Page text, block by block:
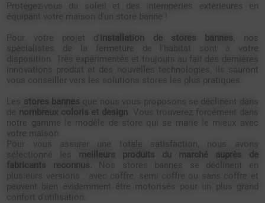
Protégez-vous du soleil et des intempéries extérieures en
équipant votre maison d'un store banne !
Pour votre projet d' installation de stores bannes, nos
spécialistes de la fermeture de l'habitat sont à votre
disposition. Très expérimentés et toujours au fait des dernières
innovations produit et des nouvelles technologies, ils sauront
vous conseiller vers les solutions stores les plus pratiques.
Les stores bannes que nous vous proposons se déclinent dans
de
nombreux coloris et design
. Vous trouverez forcément dans
notre gamme le modèle de store qui se marie le mieux avec
votre maison.
Pour vous assurer une totale satisfaction, nous avons
sélectionné les
meilleurs produits du marché auprès de
fabricants reconnus.
Nos stores bannes se déclinent en
plusieurs versions : avec coffre, semi coffre ou sans coffre et
peuvent bien évidemment être motorisés pour un plus grand
confort d'utilisation.